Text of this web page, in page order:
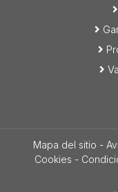
Mapa del sitio -
Cookies -